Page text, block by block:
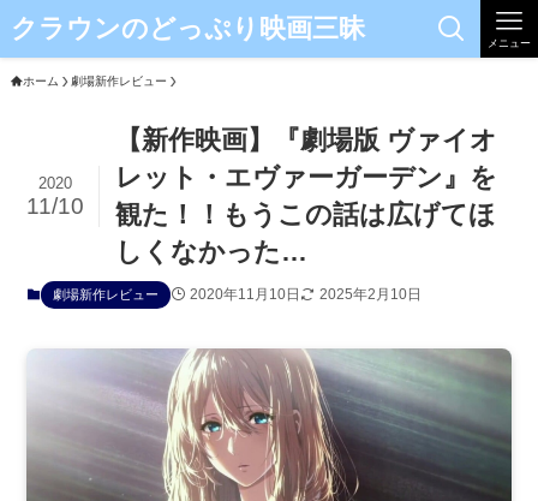
クラウンのどっぷり映画三昧 メニュー
ホーム 劇場新作レビュー
【新作映画】『劇場版 ヴァイオ
レット・エヴァーガーデン』を
観た！！もうこの話は広げてほ
しくなかった…
2020
11/10
劇場新作レビュー 2020年11月10日 2025年2月10日